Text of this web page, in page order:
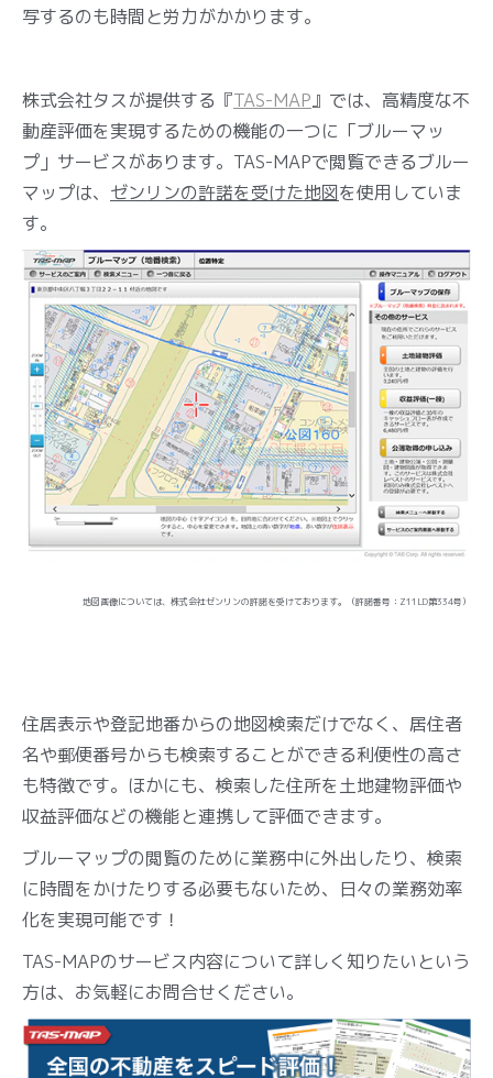
写するのも時間と労力がかかります。
株式会社タスが提供する『TAS-MAP』では、高精度な不
動産評価を実現するための機能の一つに「ブルーマッ
プ」サービスがあります。TAS-MAPで閲覧できるブルー
マップは、 ゼンリンの許諾を受けた地図を使用していま
す。
地図画像については、株式会社ゼンリンの許諾を受けております。（許諾番号：Z11LD第334号）
住居表示や登記地番からの地図検索だけでなく、居住者
名や郵便番号からも検索することができる利便性の高さ
も特徴です。ほかにも、検索した住所を土地建物評価や
収益評価などの機能と連携して評価できます。
ブルーマップの閲覧のために業務中に外出したり、検索
に時間をかけたりする必要もないため、日々の業務効率
化を実現可能です！
TAS-MAPのサービス内容について詳しく知りたいという
方は、お気軽にお問合せください。